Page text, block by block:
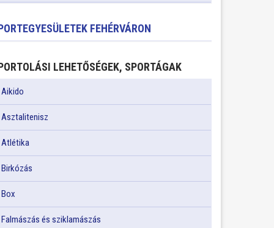
FEHÉRVÁRON
LEHETŐSÉGEK, SPORTÁGAK
Aikido
Asztalitenisz
Atlétika
Birkózás
Box
Falmászás és sziklamászás